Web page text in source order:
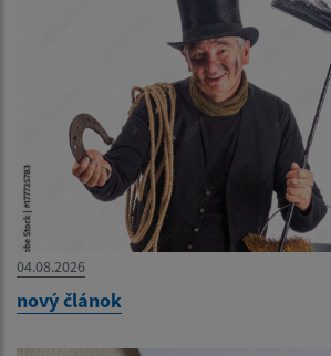
04.08.2026
nový článok